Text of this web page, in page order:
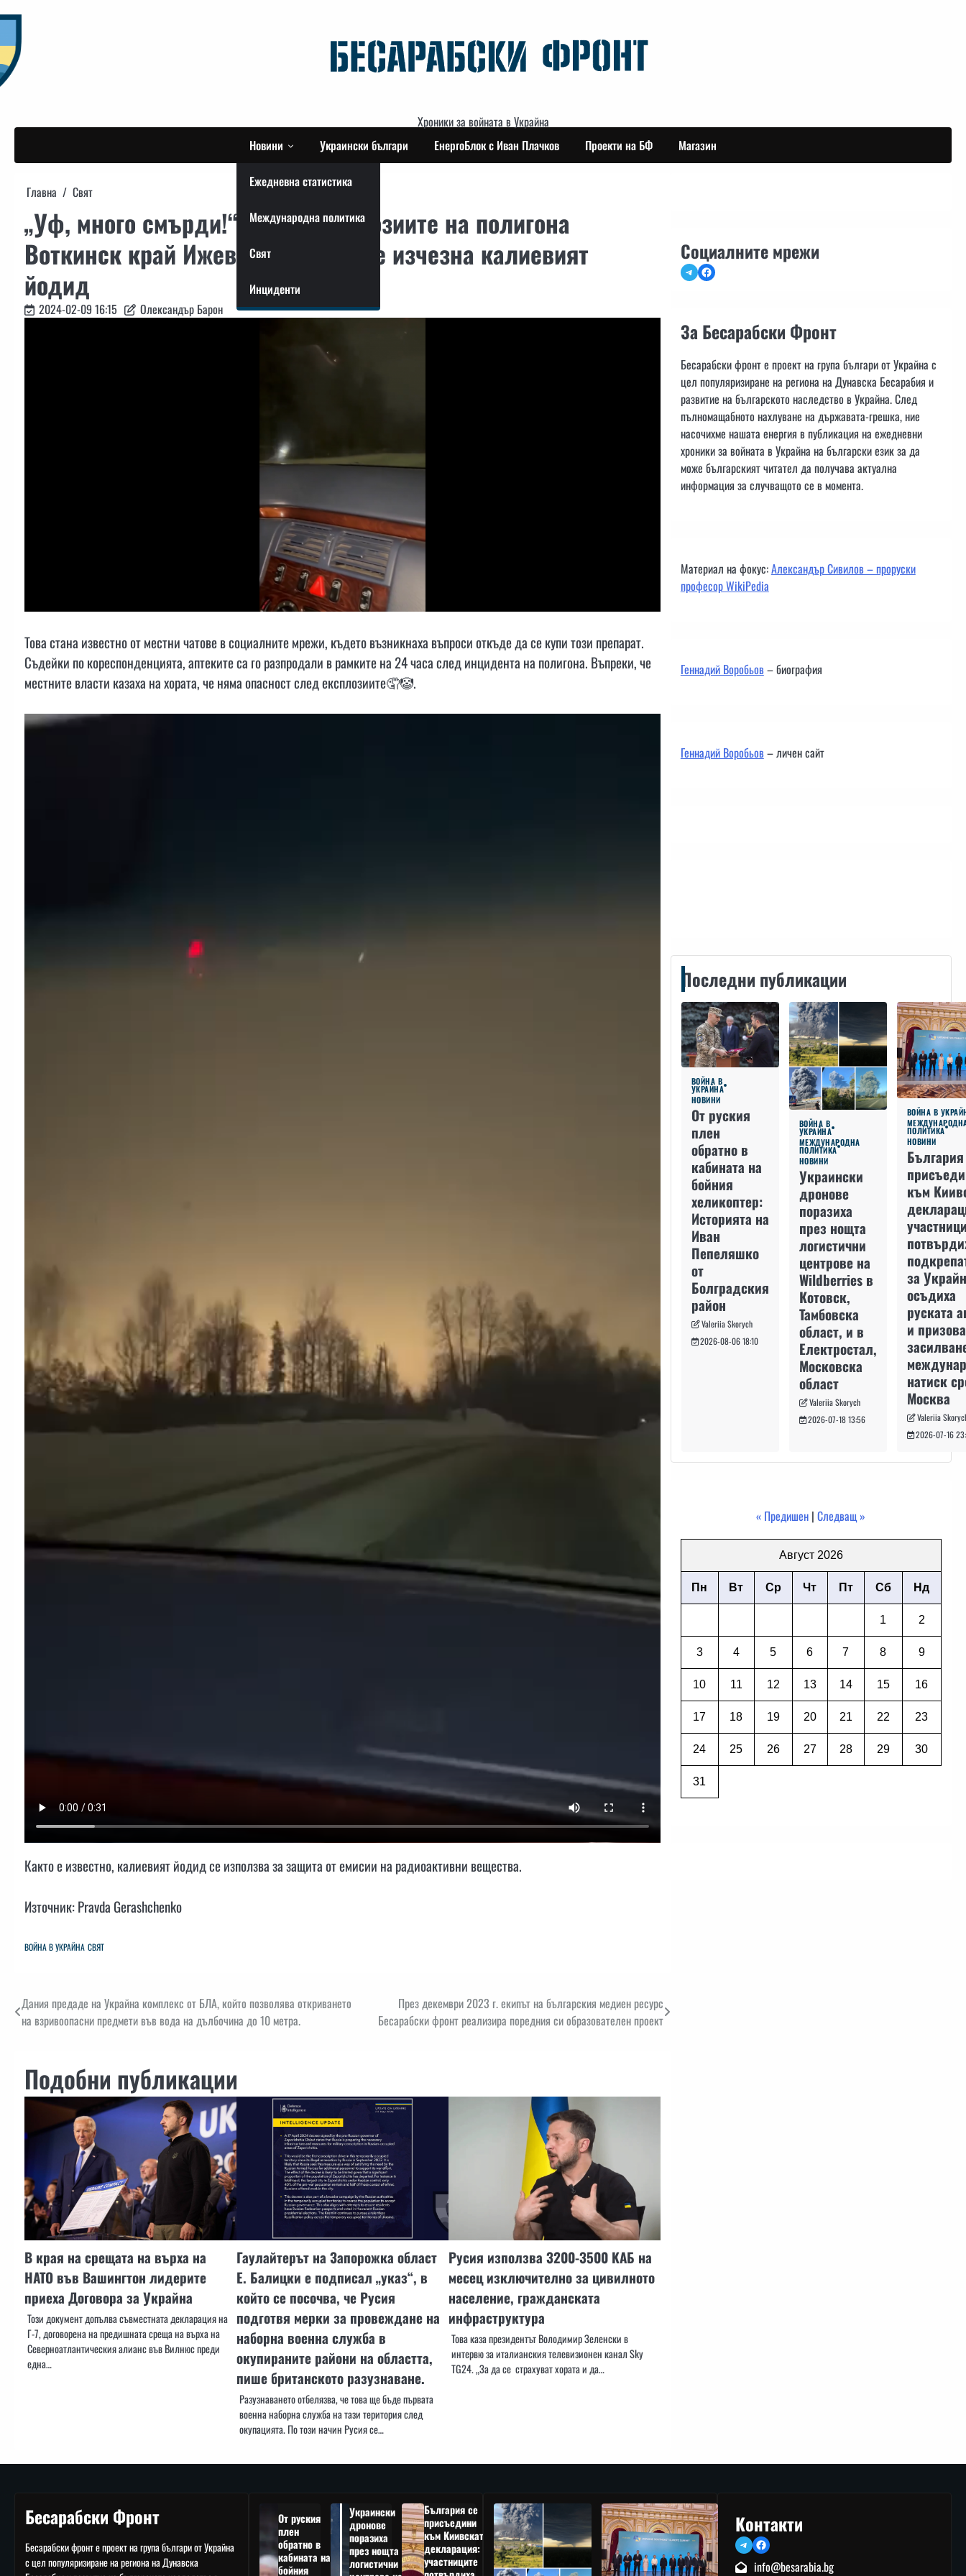
to
content
Хроники за войната в Украйна
Новини
Ежедневна статистика
Международна политика
Свят
Инциденти
Украински българи ЕнергоБлок с Иван Плачков Проекти на БФ Магазин
Главна Свят
„Уф, много смърди!“: след експлозиите на полигона
Воткинск край Ижевск от аптеките изчезна калиевият
йодид
2024-02-09 16:15 Олександър Барон
Това стана известно от местни чатове в социалните мрежи, където възникнаха въпроси откъде да се купи този препарат.
Съдейки по кореспонденцията, аптеките са го разпродали в рамките на 24 часа след инцидента на полигона. Въпреки, че
местните власти казаха на хората, че няма опасност след експлозиите🤦🤡.
Както е известно, калиевият йодид се използва за защита от емисии на радиоактивни вещества.
Източник: Pravda Gerashchenko
ВОЙНА В УКРАЙНА СВЯТ
Навигация
Дания предаде на Украйна комплекс от БЛА, който позволява откриването
на взривоопасни предмети във вода на дълбочина до 10 метра.
През декември 2023 г. екипът на българския медиен ресурс
Бесарабски фронт реализира поредния си образователен проект
Подобни публикации
В края на срещата на върха на
НАТО във Вашингтон лидерите
приеха Договора за Украйна
Този документ допълва съвместната декларация на
Г-7, договорена на предишната среща на върха на
Северноатлантическия алианс във Вилнюс преди
една…
Гаулайтерът на Запорожка област
Е. Балицки е подписал „указ“, в
който се посочва, че Русия
подготвя мерки за провеждане на
наборна военна служба в
окупираните райони на областта,
пише британското разузнаване.
Разузнаването отбелязва, че това ще бъде първата
военна наборна служба на тази територия след
окупацията. По този начин Русия се…
Русия използва 3200-3500 KAБ на
месец изключително за цивилното
население, гражданската
инфраструктура
Това каза президентът Володимир Зеленски в
интервю за италианския телевизионен канал Sky
TG24. „За да се страхуват хората и да…
Социалните мрежи
TelegramFacebook
За Бесарабски Фронт
Бесарабски фронт е проект на група българи от Украйна с
цел популяризиране на региона на Дунавска Бесарабия и
развитие на българското наследство в Украйна. След
пълномащабното нахлуване на държавата-грешка, ние
насочихме нашата енергия в публикация на ежедневни
хроники за войната в Украйна на български език за да
може българският читател да получава актуална
информация за случващото се в момента.
Материал на фокус:Александър Сивилов – проруски
професор WikiPedia
Геннадий Воробьов– биография
Геннадий Воробьов– личен сайт
Последни публикации
ВОЙНА В
УКРАЙНА
НОВИНИ
От руския
плен
обратно в
кабината на
бойния
хеликоптер:
Историята на
Иван
Пепеляшко
от
Болградския
район
Valeriia Skorych
2026-08-06 18:10
ВОЙНА В
УКРАЙНА
МЕЖДУНАРОДНА
ПОЛИТИКА
НОВИНИ
Украински
дронове
поразиха
през нощта
логистични
центрове на
Wildberries в
Котовск,
Тамбовска
област, и в
Електростал,
Московска
област
Valeriia Skorych
2026-07-18 13:56
ВОЙНА В
ПОЛИТИКА
НОВИНИ
към
за
осъдиха
руската
и
натиск
Москва
Valeriia
2026-07-16
« Предишен |Следващ »
Август 2026
Пн Вт Ср Чт Пт Сб Нд
1 2
3 4 5 6 7 8 9
10 11 12 13 14 15 16
17 18 19 20 21 22 23
24 25 26 27 28 29 30
31
Бесарабски Фронт
Бесарабски фронт е проект на група българи от Украйна
с цел популяризиране на региона на Дунавска
От руския
плен
обратно в
кабината на
бойния
Украински
дронове
поразиха
през нощта
логистични
България се
присъедини
към Киивската
декларация:
участниците
Контакти
TelegramFacebook
info@besarabia.bg